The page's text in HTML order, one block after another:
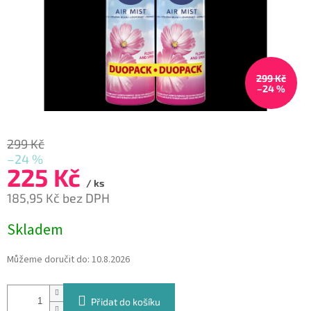
299 Kč
–24 %
299 Kč
–24 %
225 Kč / ks
185,95 Kč bez DPH
cena:
Skladem
Můžeme doručit do: 10.8.2026
Přidat do košíku